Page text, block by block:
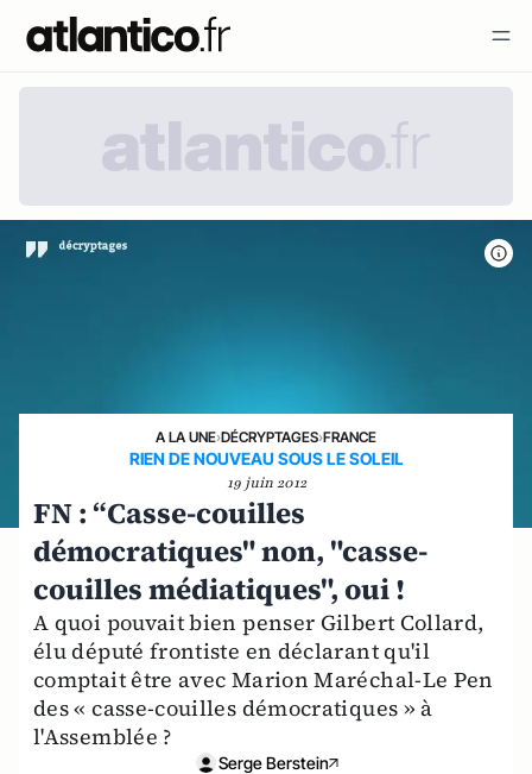
A LA UNE›DÉCRYPTAGES›FRANCE
RIEN DE NOUVEAU SOUS LE SOLEIL
19 juin 2012
FN : “Casse-couilles
démocratiques" non, "casse-
couilles médiatiques", oui !
A quoi pouvait bien penser Gilbert Collard,
élu député frontiste en déclarant qu'il
comptait être avec Marion Maréchal-Le Pen
des « casse-couilles démocratiques » à
l'Assemblée ?
Serge Berstein